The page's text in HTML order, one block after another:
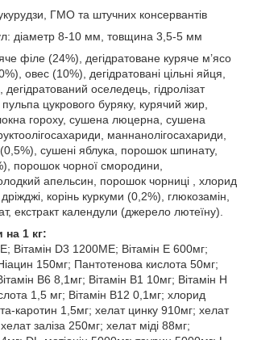
ГМО та штучних консервантів
діаметр 8-10 мм, товщина 3,5-5 мм
філе (24%), дегідратоване куряче м’ясо
овес (10%), дегідратовані цільні яйця,
оселедець, гідролізат
цукрового буряку, курячий жир,
гороху, сушена люцерна, сушена
маннанолігосахариди,
сушені яблука, порошок шпинату,
порошок чорної смородини,
апельсин, порошок чорниці , хлорид
дріжджі, корінь куркуми (0,2%), глюкозамін,
екстракт календули (джерело лютеїну).
на 1 кг:
Вітамін D3 1200МЕ; Вітамін Е 600мг;
150мг; Пантотенова кислота 50мг;
В6 8,1мг; Вітамін В1 10мг; Вітамін H
1,5 мг; Вітамін B12 0,1мг; хлорид
каротин 1,5мг; хелат цинку 910мг; хелат
заліза 250мг; хелат міді 88мг;